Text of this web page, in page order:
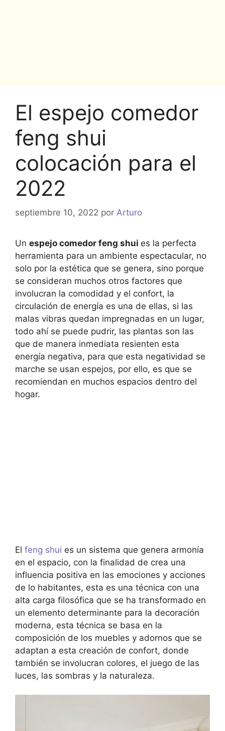
El espejo comedor
feng shui
colocación para el
2022
septiembre 10, 2022 por Arturo
Un espejo comedor feng shui es la perfecta
herramienta para un ambiente espectacular, no
solo por la estética que se genera, sino porque
se consideran muchos otros factores que
involucran la comodidad y el confort, la
circulación de energía es una de ellas, si las
malas vibras quedan impregnadas en un lugar,
todo ahí se puede pudrir, las plantas son las
que de manera inmediata resienten esta
energía negativa, para que esta negatividad se
marche se usan espejos, por ello, es que se
recomiendan en muchos espacios dentro del
hogar.
El feng shui es un sistema que genera armonía
en el espacio, con la finalidad de crea una
influencia positiva en las emociones y acciones
de lo habitantes, esta es una técnica con una
alta carga filosófica que se ha transformado en
un elemento determinante para la decoración
moderna, esta técnica se basa en la
composición de los muebles y adornos que se
adaptan a esta creación de confort, donde
también se involucran colores, el juego de las
luces, las sombras y la naturaleza.